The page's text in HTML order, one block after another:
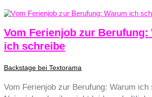
Vom Ferienjob zur Berufung:
ich schreibe
Backstage bei Textorama
Vom Ferienjob zur Berufung: Warum ich